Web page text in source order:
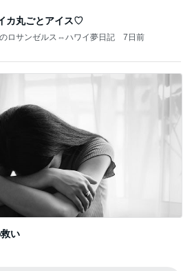
カ丸ごとアイス♡
ロサンゼルス⇔ハワイ夢日記 7日前
い